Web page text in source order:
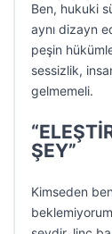
Ben, hukuki
aynı dizayn
peşin
sessizlik,
gelmemeli.
ŞEY”
Kimseden